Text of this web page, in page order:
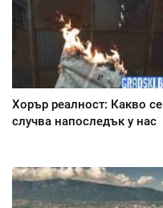
Хорър реалност: Какво се
случва напоследък у нас